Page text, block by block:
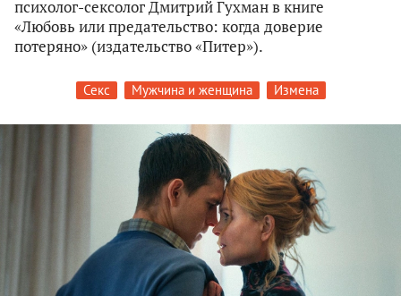
психолог-сексолог Дмитрий Гухман в книге
«Любовь или предательство: когда доверие
потеряно» (издательство «Питер»).
Секс Мужчина и женщина Измена